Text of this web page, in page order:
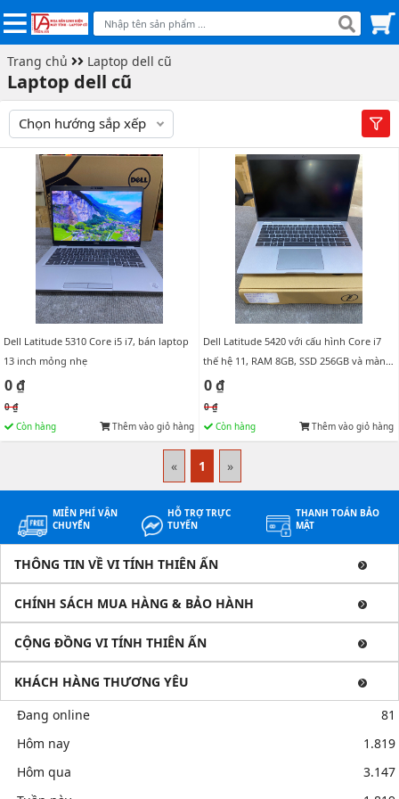
Trang chủ Laptop dell cũ
Laptop dell cũ
Chọn hướng sắp xếp
Dell Latitude 5310 Core i5 i7, bán laptop
13 inch mỏng nhẹ
0 ₫
0 ₫
Còn hàng
Thêm vào giỏ hàng
Dell Latitude 5420 với cấu hình Core i7
thế hệ 11, RAM 8GB, SSD 256GB và màn
hình 14 inch Full HD
0 ₫
0 ₫
Còn hàng
Thêm vào giỏ hàng
« 1 »
MIỄN PHÍ VẬN
CHUYỂN
HỖ TRỢ TRỰC
TUYẾN
THANH TOÁN BẢO
MẬT
THÔNG TIN VỀ VI TÍNH THIÊN ẤN
CHÍNH SÁCH MUA HÀNG & BẢO HÀNH
CỘNG ĐỒNG VI TÍNH THIÊN ẤN
KHÁCH HÀNG THƯƠNG YÊU
Đang online
81
Hôm nay
1.819
Hôm qua
3.147